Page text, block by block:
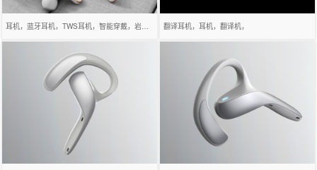
翻译耳机，耳机，翻译机，